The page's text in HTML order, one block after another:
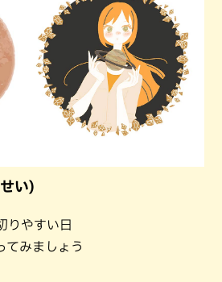
い)
りやすい日
てみましょう